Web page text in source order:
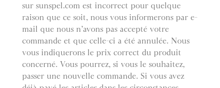
sur sunspel.com est incorrect pour quelque
raison que ce soit, nous vous informerons par e-
mail que nous n’avons pas accepté votre
commande et que celle-ci a été annulée. Nous
vous indiquerons le prix correct du produit
concerné. Vous pourrez, si vous le souhaitez,
passer une nouvelle commande. Si vous avez